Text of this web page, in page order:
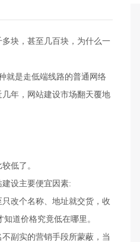
块，甚至几百块，为什么一
就是走低端线路的普通网络
年，网站建设市场翻天覆地
低了。
设主要便宜因素:
改个名称、地址就交货，收
道价格究竟低在哪里。
副实的营销手段所蒙蔽，当